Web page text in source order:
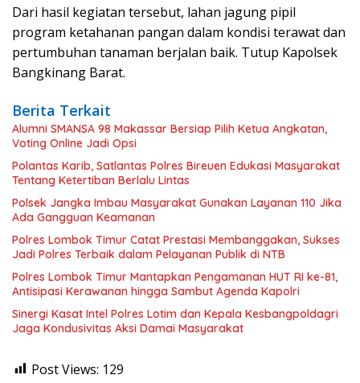
Dari hasil kegiatan tersebut, lahan jagung pipil
program ketahanan pangan dalam kondisi terawat dan
pertumbuhan tanaman berjalan baik. Tutup Kapolsek
Bangkinang Barat.
Berita Terkait
Alumni SMANSA 98 Makassar Bersiap Pilih Ketua Angkatan,
Voting Online Jadi Opsi
Polantas Karib, Satlantas Polres Bireuen Edukasi Masyarakat
Tentang Ketertiban Berlalu Lintas
Polsek Jangka Imbau Masyarakat Gunakan Layanan 110 Jika
Ada Gangguan Keamanan
Polres Lombok Timur Catat Prestasi Membanggakan, Sukses
Jadi Polres Terbaik dalam Pelayanan Publik di NTB
Polres Lombok Timur Mantapkan Pengamanan HUT RI ke-81,
Antisipasi Kerawanan hingga Sambut Agenda Kapolri
Sinergi Kasat Intel Polres Lotim dan Kepala Kesbangpoldagri
Jaga Kondusivitas Aksi Damai Masyarakat
Post Views: 129